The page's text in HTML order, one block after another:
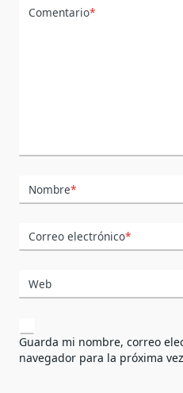
Comentario*
Nombre*
Correo electrónico*
Web
Guarda mi nombre, correo
navegador para la próxima